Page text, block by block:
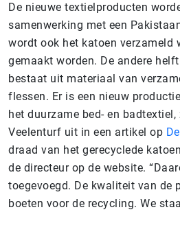
De nieuwe textielproducten
samenwerking met een
wordt ook het katoen verzameld
gemaakt worden. De andere
bestaat uit materiaal van
flessen. Er is een nieuw
het duurzame bed- en badtextiel,
Veelenturf uit in een artikel op
draad van het gerecyclede
de directeur op de website.
toegevoegd. De kwaliteit van de
boeten voor de recycling. We